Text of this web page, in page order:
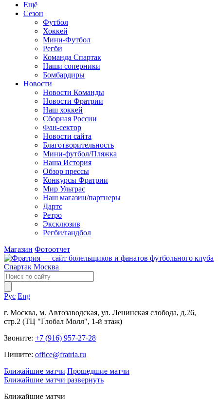
Ещё
Сезон
Футбол
Хоккей
Мини-Футбол
Регби
Команда Спартак
Наши соперники
Бомбардиры
Новости
Новости Команды
Новости Фратрии
Наш хоккей
Сборная России
Фан-cектор
Новости сайта
Благотворительность
Мини-футбол/Пляжка
Наша История
Обзор прессы
Конкурсы Фратрии
Мир Ультрас
Наш магазин/партнеры
Дартс
Ретро
Эксклюзив
Регби/гандбол
Магазин Фотоотчет
Рус Eng
г. Москва, м. Автозаводская, ул. Ленинская слобода, д.26,
стр.2 (ТЦ "Глобал Молл", 1-й этаж)
Звоните: +7 (916) 957-27-28
Пишите: office@fratria.ru
Ближайшие матчи Прошедшие матчи
Ближайшие матчи развернуть
Ближайшие матчи